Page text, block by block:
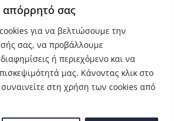
απόρρητό σας
για να βελτιώσουμε την
σας, να προβάλλουμε
ή περιεχόμενο και να
μας. Κάνοντας κλικ στο
στη χρήση των cookies από